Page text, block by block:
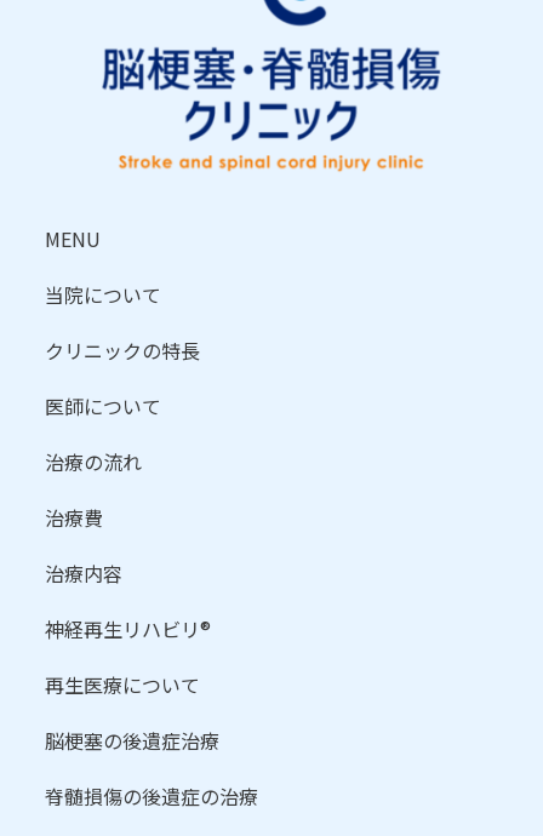
MENU
当院について
クリニックの特長
医師について
治療の流れ
治療費
治療内容
神経再生リハビリ®
再生医療について
脳梗塞の後遺症治療
脊髄損傷の後遺症の治療